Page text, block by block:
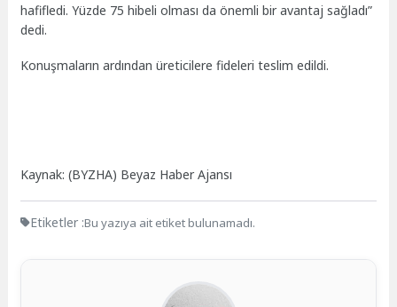
hafifledi. Yüzde 75 hibeli olması da önemli bir avantaj sağladı”
dedi.
Konuşmaların ardından üreticilere fideleri teslim edildi.
Kaynak: (BYZHA) Beyaz Haber Ajansı
Etiketler :Bu yazıya ait etiket bulunamadı.